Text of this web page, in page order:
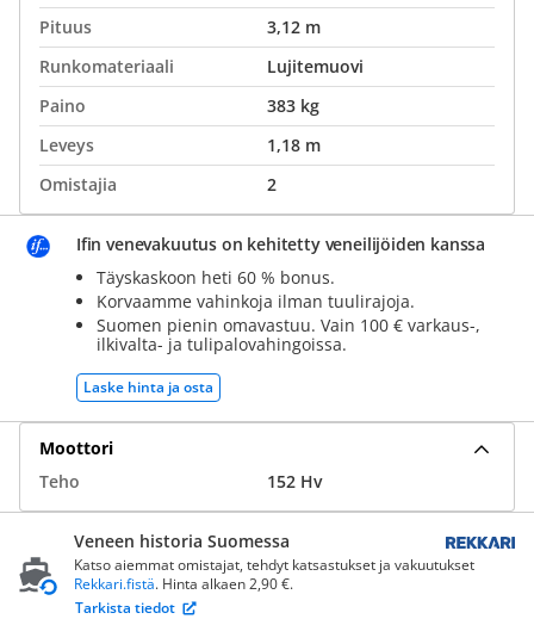
Pituus
3,12 m
Runkomateriaali
Lujitemuovi
Paino
383 kg
Leveys
1,18 m
Omistajia
2
Ifin venevakuutus on kehitetty veneilijöiden kanssa
Täyskaskoon heti 60 % bonus.
Korvaamme vahinkoja ilman tuulirajoja.
Suomen pienin omavastuu. Vain 100 € varkaus-,
ilkivalta- ja tulipalovahingoissa.
Laske hinta ja osta
Moottori
Teho
152 Hv
Veneen historia Suomessa
Katso aiemmat omistajat, tehdyt katsastukset ja vakuutukset
Rekkari.fistä. Hinta alkaen 2,90 €.
Tarkista tiedot